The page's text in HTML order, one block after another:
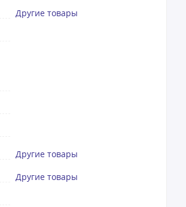
Другие товары
Другие товары
Другие товары